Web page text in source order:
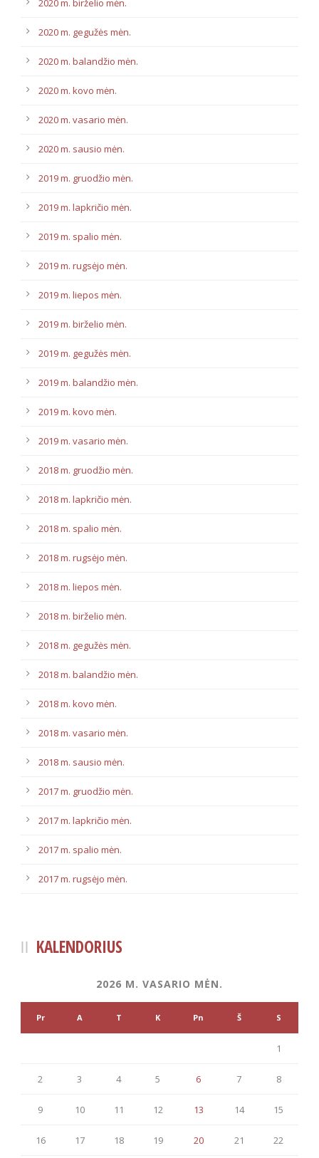
2020 m. birželio mėn.
2020 m. gegužės mėn.
2020 m. balandžio mėn.
2020 m. kovo mėn.
2020 m. vasario mėn.
2020 m. sausio mėn.
2019 m. gruodžio mėn.
2019 m. lapkričio mėn.
2019 m. spalio mėn.
2019 m. rugsėjo mėn.
2019 m. liepos mėn.
2019 m. birželio mėn.
2019 m. gegužės mėn.
2019 m. balandžio mėn.
2019 m. kovo mėn.
2019 m. vasario mėn.
2018 m. gruodžio mėn.
2018 m. lapkričio mėn.
2018 m. spalio mėn.
2018 m. rugsėjo mėn.
2018 m. liepos mėn.
2018 m. birželio mėn.
2018 m. gegužės mėn.
2018 m. balandžio mėn.
2018 m. kovo mėn.
2018 m. vasario mėn.
2018 m. sausio mėn.
2017 m. gruodžio mėn.
2017 m. lapkričio mėn.
2017 m. spalio mėn.
2017 m. rugsėjo mėn.
KALENDORIUS
2026 M. VASARIO MĖN.
Pr A T K Pn Š S
1
2 3 4 5 6 7 8
9 10 11 12 13 14 15
16 17 18 19 20 21 22